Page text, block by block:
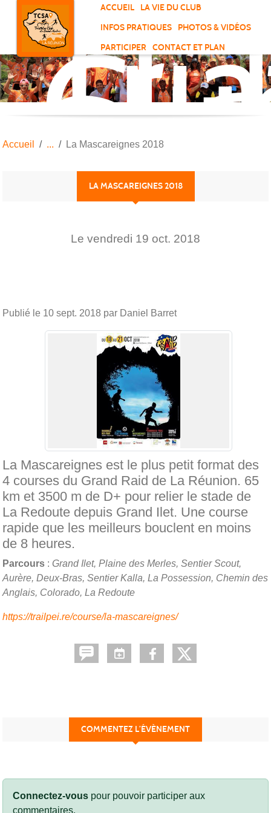
ACCUEIL
LA VIE DU CLUB
INFOS PRATIQUES
PHOTOS & VIDÉOS
PARTICIPER
CONTACT ET PLAN
de
Accueil La Mascareignes 2018
LA MASCAREIGNES 2018
Le vendredi 19 oct. 2018
Publié le 10 sept. 2018 par Daniel Barret
La Mascareignes est le plus petit format des
4 courses du Grand Raid de La Réunion. 65
km et 3500 m de D+ pour relier le stade de
La Redoute depuis Grand Ilet. Une course
rapide que les meilleurs bouclent en moins
de 8 heures.
Parcours : Grand Ilet, Plaine des Merles, Sentier Scout,
Aurère, Deux-Bras, Sentier Kalla, La Possession, Chemin des
Anglais, Colorado, La Redoute
https://trailpei.re/course/la-mascareignes/
COMMENTEZ L’ÉVÈNEMENT
Connectez-vous pour pouvoir participer aux
commentaires.
Panneau de gestion des cookies